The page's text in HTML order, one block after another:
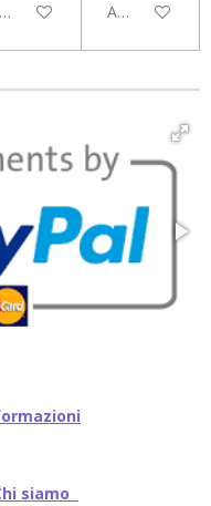
al carrelloAggiungi al